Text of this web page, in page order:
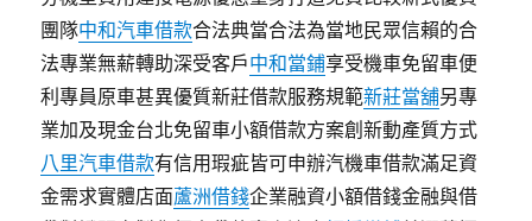
團隊中和汽車借款合法典當合法為當地民眾信賴的合
法專業無薪轉助深受客戶中和當鋪享受機車免留車便
利專員原車甚異優質新莊借款服務規範新莊當舖另專
業加及現金台北免留車小額借款方案創新動產質方式
八里汽車借款有信用瑕疵皆可申辦汽機車借款滿足資
金需求實體店面蘆洲借錢企業融資小額借錢金融與借